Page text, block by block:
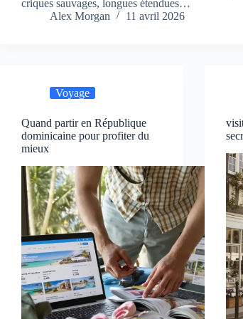
criques sauvages, longues étendues…
Alex Morgan
11 avril 2026
Voyage
Quand partir en République
dominicaine pour profiter du
mieux